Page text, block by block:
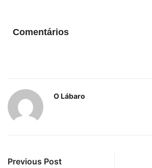
Comentários
O Lábaro
Previous Post